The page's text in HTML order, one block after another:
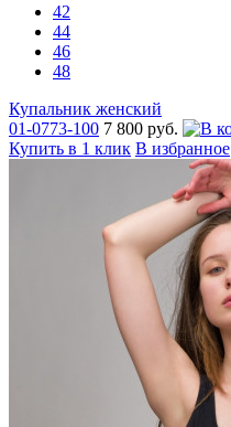
42
44
46
48
Купальник женский
01-0773-100 7 800 руб.
Купить в 1 клик В избранное